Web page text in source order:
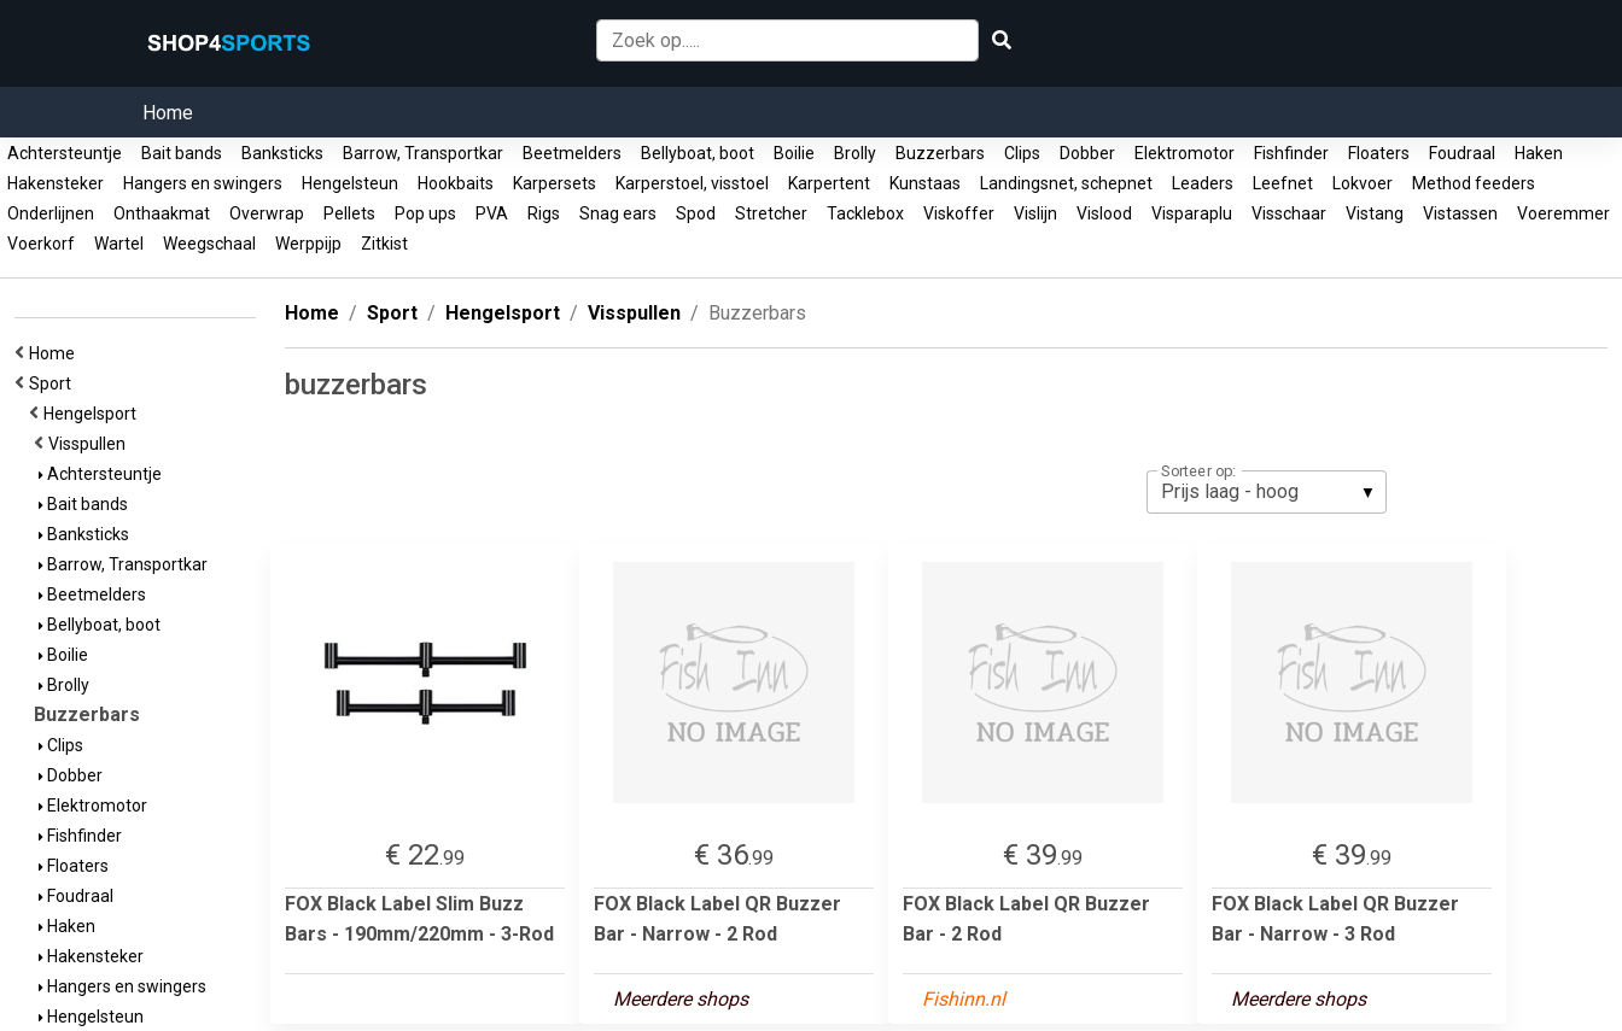
Home
Achtersteuntje Bait bands Banksticks Barrow, Transportkar Beetmelders Bellyboat, boot Boilie Brolly Buzzerbars Clips Dobber Elektromotor Fishfinder Floaters Foudraal
Haken
Hakensteker
Hangers en swingers Hengelsteun Hookbaits Karpersets Karperstoel, visstoel Karpertent Kunstaas Landingsnet, schepnet Leaders Leefnet Lokvoer
Method feeders
Onderlijnen
Onthaakmat Overwrap Pellets Pop ups PVA Rigs Snag ears Spod Stretcher Tacklebox Viskoffer Vislijn Vislood Visparaplu Visschaar Vistang Vistassen
Voeremmer
Voerkorf
Wartel Weegschaal Werppijp Zitkist
Home
Sport
Hengelsport
Visspullen
Achtersteuntje
Bait bands
Banksticks
Barrow, Transportkar
Beetmelders
Bellyboat, boot
Boilie
Brolly
Buzzerbars
Clips
Dobber
Elektromotor
Fishfinder
Floaters
Foudraal
Haken
Hakensteker
Hangers en swingers
Hengelsteun
Home Sport Hengelsport Visspullen Buzzerbars
buzzerbars
Sorteer op:
€ 22.99
FOX Black Label Slim Buzz
Bars - 190mm/220mm - 3-Rod
€ 36.99
FOX Black Label QR Buzzer
Bar - Narrow - 2 Rod
Meerdere shops
€ 39.99
FOX Black Label QR Buzzer
Bar - 2 Rod
Fishinn.nl
€ 39.99
FOX Black Label QR Buzzer
Bar - Narrow - 3 Rod
Meerdere shops